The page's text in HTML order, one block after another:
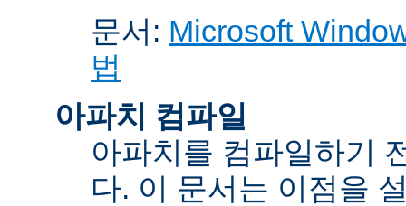
문서: Microsoft
법
아파치 컴파일
아파치를 컴파일하기
다. 이 문서는 이점을